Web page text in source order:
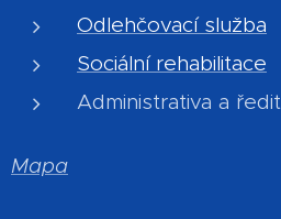
Odlehčovací služba
Sociální rehabilitace
Administrativa a
Mapa